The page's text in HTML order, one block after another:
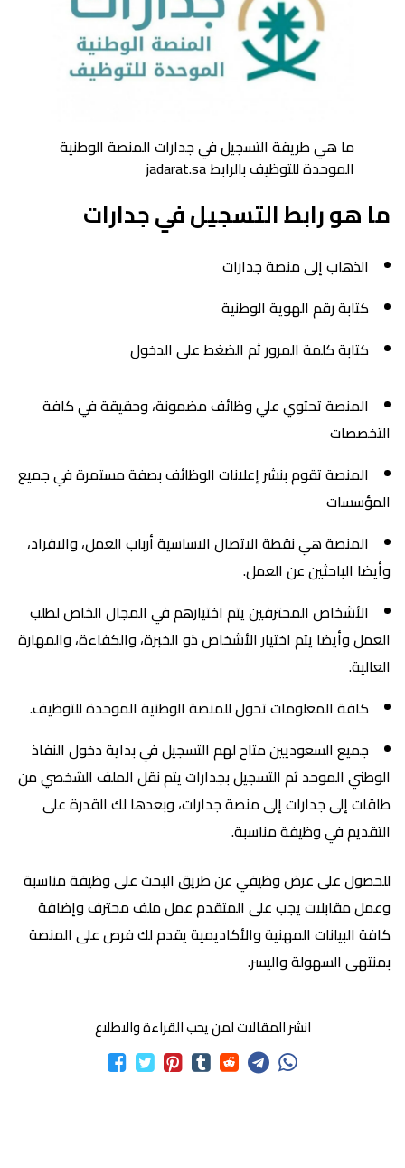
ما هي طريقة التسجيل في جدارات المنصة الوطنية
الموحدة للتوظيف بالرابط jadarat.sa
ما هو رابط التسجيل في جدارات
الذهاب إلى منصة جدارات
كتابة رقم الهوية الوطنية
كتابة كلمة المرور ثم الضغط على الدخول
المنصة تحتوي علي وظائف مضمونة، وحقيقة في كافة
التخصصات
المنصة تقوم بنشر إعلانات الوظائف بصفة مستمرة في جميع
المؤسسات
المنصة هي نقطة الاتصال الاساسية أرباب العمل، والافراد،
وأيضا الباحثين عن العمل.
الأشخاص المحترفين يتم اختيارهم في المجال الخاص لطلب
العمل وأيضا يتم اختيار الأشخاص ذو الخبرة، والكفاءة، والمهارة
العالية.
كافة المعلومات تحول للمنصة الوطنية الموحدة للتوظيف.
جميع السعوديين متاح لهم التسجيل في بداية دخول النفاذ
الوطني الموحد ثم التسجيل بجدارات يتم نقل الملف الشخصي من
طاقات إلى جدارات إلى منصة جدارات، وبعدها لك القدرة على
التقديم في وظيفة مناسبة.
للحصول على عرض وظيفي عن طريق البحث على وظيفة مناسبة
وعمل مقابلات يجب على المتقدم عمل ملف محترف وإضافة
كافة البيانات المهنية والأكاديمية يقدم لك فرص على المنصة
بمنتهى السهولة واليسر.
انشر المقالات لمن يحب القراءة والاطلاع